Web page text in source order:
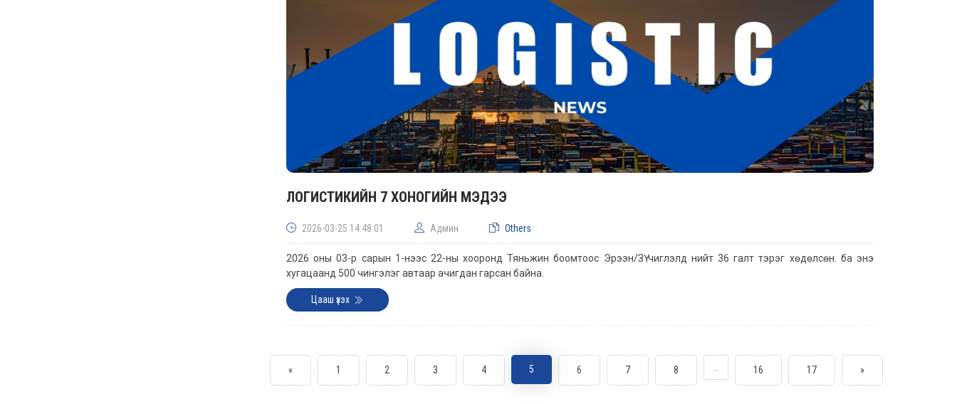
ЛОГИСТИКИЙН 7 ХОНОГИЙН МЭДЭЭ
2026-03-25 14:48:01 Админ Others
2026 оны 03-р сарын 1-нээс 22-ны хооронд Тяньжин боомтоос Эрээн/ЗҮ чиглэлд нийт 36 галт тэрэг хөдөлсөн. ба энэ
хугацаанд 500 чингэлэг автаар ачигдан гарсан байна.
Цааш үзэх
« 1 2 3 4 5 6 7 8 16 17 »